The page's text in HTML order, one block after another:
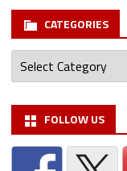
CATEGORIES
Categories
FOLLOW US